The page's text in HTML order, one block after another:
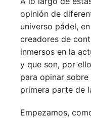
opinión de
universo pádel,
creadores de
inmersos en la
y que son, por
para opinar
primera parte de
Empezamos,